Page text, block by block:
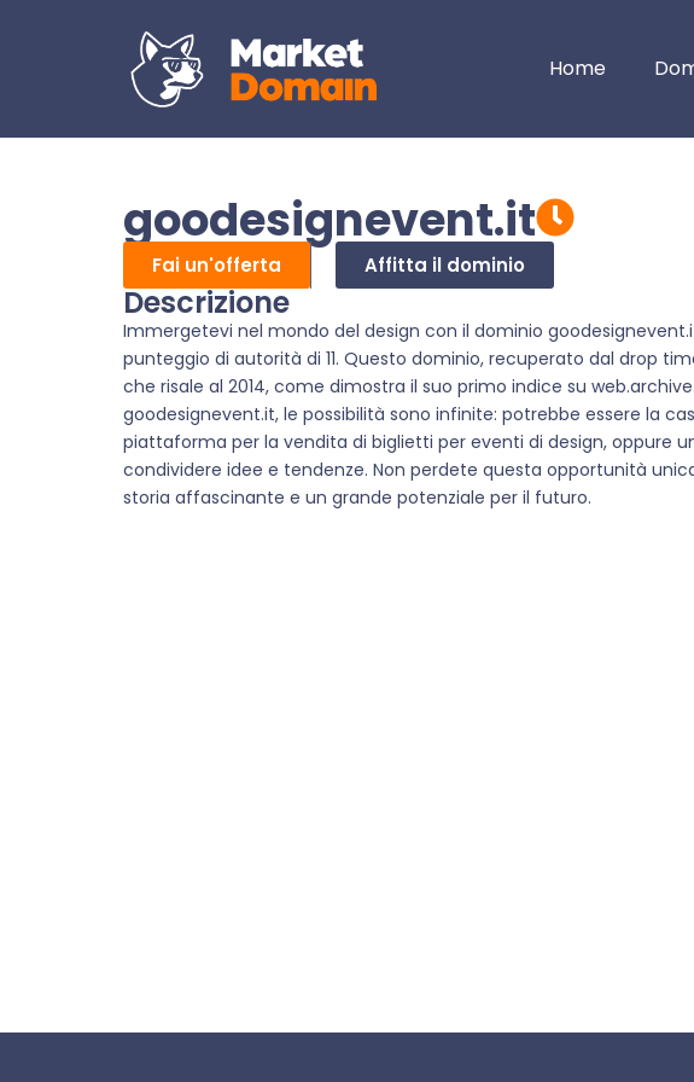
Home
goodesignevent.it
Fai un'offerta Affitta il dominio
Descrizione
Immergetevi nel mondo del design con il dominio
punteggio di autorità di 11. Questo dominio, recuperato dal drop
che risale al 2014, come dimostra il suo primo indice su
goodesignevent.it, le possibilità sono infinite: potrebbe essere la
piattaforma per la vendita di biglietti per eventi di design, oppure
condividere idee e tendenze. Non perdete questa opportunità
storia affascinante e un grande potenziale per il futuro.